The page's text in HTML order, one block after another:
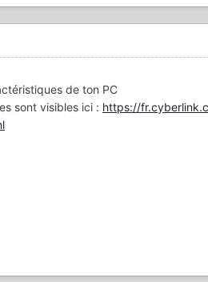
de ton PC
sont visibles ici : https://